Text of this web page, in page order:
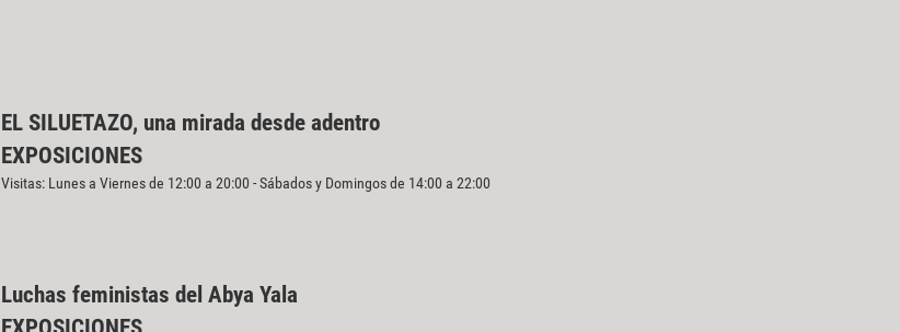
EL SILUETAZO, una mirada desde adentro
EXPOSICIONES
Visitas: Lunes a Viernes de 12:00 a 20:00 - Sábados y Domingos de 14:00 a 22:00
Luchas feministas del Abya Yala